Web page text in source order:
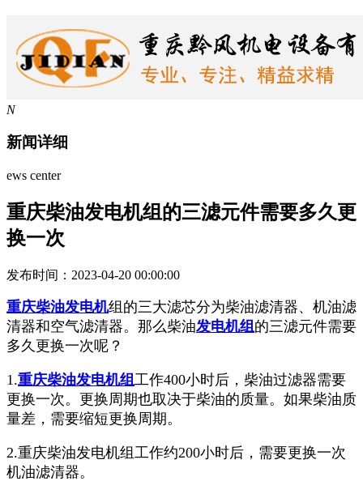
N
新闻详细
ews center
重庆柴油发电机组的三滤元件需要多久更
换一次
发布时间：2023-04-20 00:00:00
重庆柴油发电机组的三大滤芯分为柴油滤清器、机油滤
清器和空气滤清器。那么柴油发电机组 的三滤元件需要
多久更换一次呢？
1.重庆柴油发电机组 工作400小时后，柴油过滤器需要
更换一次。更换周期也取决于柴油的质量。如果柴油质
量差，需要缩短更换周期。
2.重庆柴油发电机组工作约200小时后，需要更换一次
机油滤清器。